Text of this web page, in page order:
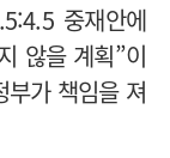
중재안에
않을 계획”이
부가 책임을 져